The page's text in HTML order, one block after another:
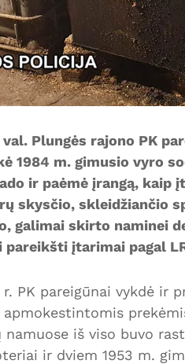
Plungės rajono PK
1984 m. gimusio vyro
ir paėmė įrangą, kaip
skysčio, skleidžiančio
galimai skirto naminei
įtarimai pagal
PK pareigūnai vykdė ir
apmokestintomis
namuose iš viso buvo
ir dviem 1953 m.